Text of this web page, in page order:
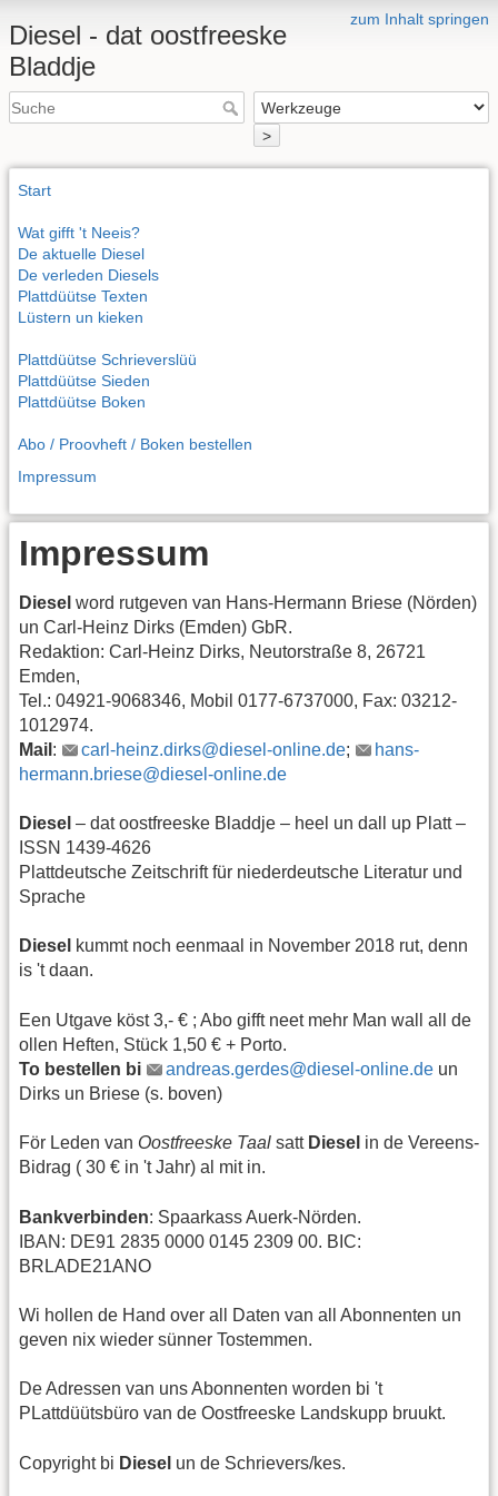
zum Inhalt springen
Diesel - dat oostfreeske
Bladdje
>
Start
Wat gifft 't Neeis?
De aktuelle Diesel
De verleden Diesels
Plattdüütse Texten
Lüstern un kieken
Plattdüütse Schrieverslüü
Plattdüütse Sieden
Plattdüütse Boken
Abo / Proovheft / Boken bestellen
Impressum
Impressum
Diesel word rutgeven van Hans-Hermann Briese (Nörden)
un Carl-Heinz Dirks (Emden) GbR.
Redaktion: Carl-Heinz Dirks, Neutorstraße 8, 26721
Emden,
Tel.: 04921-9068346, Mobil 0177-6737000, Fax: 03212-
1012974.
Mail : carl-heinz.dirks@diesel-online.de;
hans-
hermann.briese@diesel-online.de
Diesel – dat oostfreeske Bladdje – heel un dall up Platt –
ISSN 1439-4626
Plattdeutsche Zeitschrift für niederdeutsche Literatur und
Sprache
Diesel kummt noch eenmaal in November 2018 rut, denn
is 't daan.
Een Utgave köst 3,- € ; Abo gifft neet mehr Man wall all de
ollen Heften, Stück 1,50 € + Porto.
To bestellen bi
andreas.gerdes@diesel-online.de un
Dirks un Briese (s. boven)
För Leden van Oostfreeske Taal satt Diesel in de Vereens-
Bidrag ( 30 € in 't Jahr) al mit in.
Bankverbinden: Spaarkass Auerk-Nörden.
IBAN: DE91 2835 0000 0145 2309 00. BIC:
BRLADE21ANO
Wi hollen de Hand over all Daten van all Abonnenten un
geven nix wieder sünner Tostemmen.
De Adressen van uns Abonnenten worden bi 't
PLattdüütsbüro van de Oostfreeske Landskupp bruukt.
Copyright bi Diesel un de Schrievers/kes.